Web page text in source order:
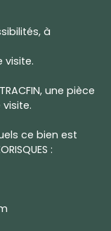
à
visite.
une pièce
ce bien est
: